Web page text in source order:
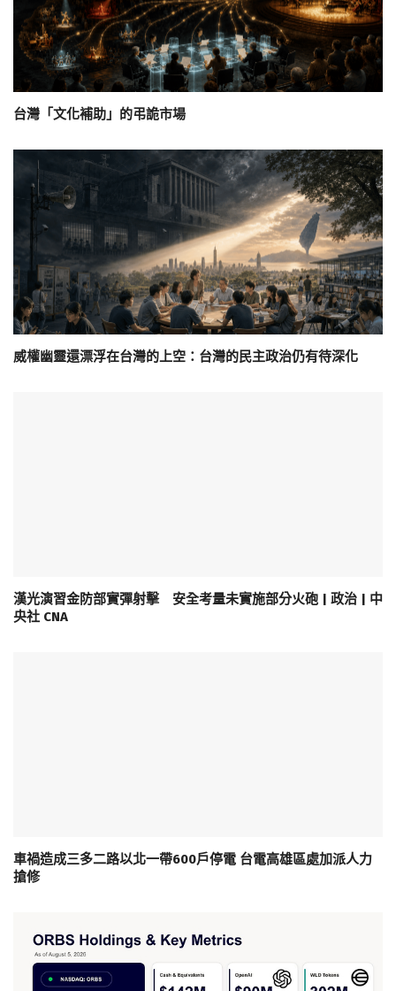
台灣「文化補助」的弔詭市場
威權幽靈還漂浮在台灣的上空：台灣的民主政治仍有待深化
漢光演習金防部實彈射擊 安全考量未實施部分火砲 | 政治 | 中
央社 CNA
車禍造成三多二路以北一帶600戶停電 台電高雄區處加派人力
搶修